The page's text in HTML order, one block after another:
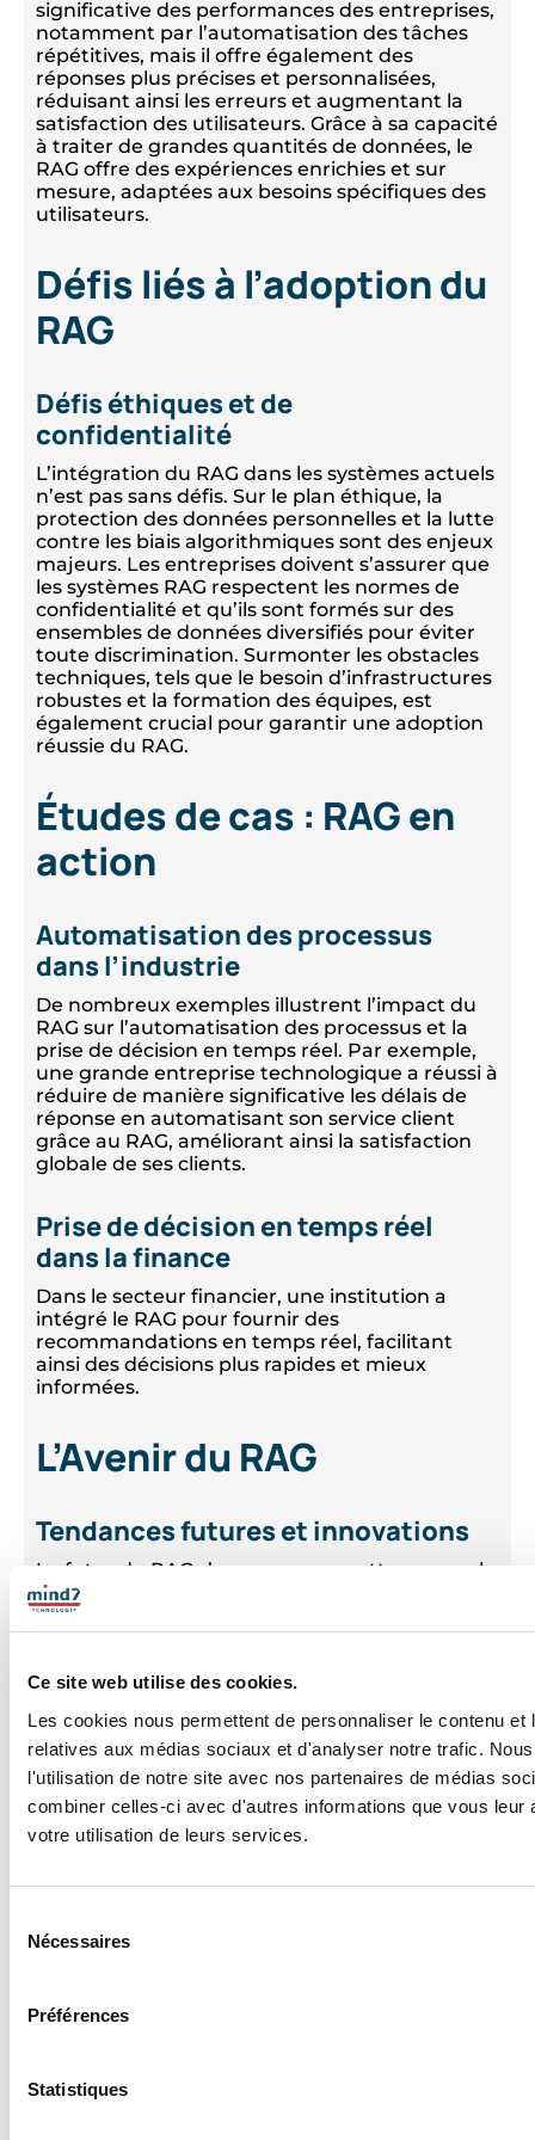
Ce site web utilise des cookies.
Les cookies nous permettent de personnaliser le contenu
relatives aux médias sociaux et d'analyser notre trafic.
l'utilisation de notre site avec nos partenaires de médias
combiner celles-ci avec d'autres informations que vous
votre utilisation de leurs services.
Nécessaires
Préférences
Statistiques
significative des performances des entreprises,
notamment par l’automatisation des tâches
répétitives, mais il offre également des
réponses plus précises et personnalisées,
réduisant ainsi les erreurs et augmentant la
satisfaction des utilisateurs. Grâce à sa capacité
à traiter de grandes quantités de données, le
RAG offre des expériences enrichies et sur
mesure, adaptées aux besoins spécifiques des
utilisateurs.
Défis liés à l’adoption du
RAG
Défis éthiques et de
confidentialité
L’intégration du RAG dans les systèmes actuels
n’est pas sans défis. Sur le plan éthique, la
protection des données personnelles et la lutte
contre les biais algorithmiques sont des enjeux
majeurs. Les entreprises doivent s’assurer que
les systèmes RAG respectent les normes de
confidentialité et qu’ils sont formés sur des
ensembles de données diversifiés pour éviter
toute discrimination. Surmonter les obstacles
techniques, tels que le besoin d’infrastructures
robustes et la formation des équipes, est
également crucial pour garantir une adoption
réussie du RAG.
Études de cas : RAG en
action
Automatisation des processus
dans l’industrie
De nombreux exemples illustrent l’impact du
RAG sur l’automatisation des processus et la
prise de décision en temps réel. Par exemple,
une grande entreprise technologique a réussi à
réduire de manière significative les délais de
réponse en automatisant son service client
grâce au RAG, améliorant ainsi la satisfaction
globale de ses clients.
Prise de décision en temps réel
dans la finance
Dans le secteur financier, une institution a
intégré le RAG pour fournir des
recommandations en temps réel, facilitant
ainsi des décisions plus rapides et mieux
informées.
L’Avenir du RAG
Tendances futures et innovations
Le futur du RAG s’annonce prometteur, avec le
développement de modèles de plus en plus
sophistiqués et l’expansion de ses applications
dans des domaines tels que l’éducation, le
Nouveaux standards pour
l’industrie de l’IA
Le RAG a également le potentiel de redéfinir
les standards de l’IA en établissant de nouvelles
normes d’intégration et d’utilisation dans les
continue dans le domaine des technologies
En conclusion, le RAG représente une évolution
d’information et génération de contenu. Il